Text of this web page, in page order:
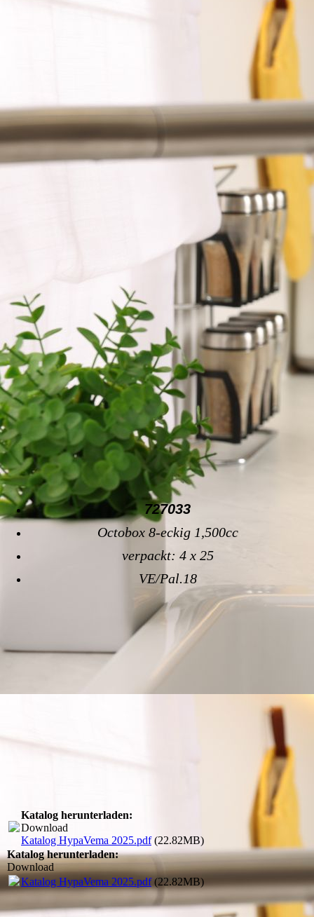
727033
Octobox 8-eckig 1,500cc
verpackt: 4 x 25
VE/Pal.18
Katalog herunterladen:
Download
Katalog HypaVema 2025.pdf(22.82MB)
Katalog herunterladen:
Download
Katalog HypaVema 2025.pdf(22.82MB)